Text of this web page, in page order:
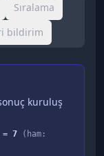
Sıralama
bildirim
kuruluş
= 7 (ham: